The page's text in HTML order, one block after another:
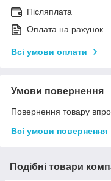
Післяплата
Оплата на рахунок
Всі умови оплати
Умови повернення
Повернення товару
Всі умови повернення
Подібні товари